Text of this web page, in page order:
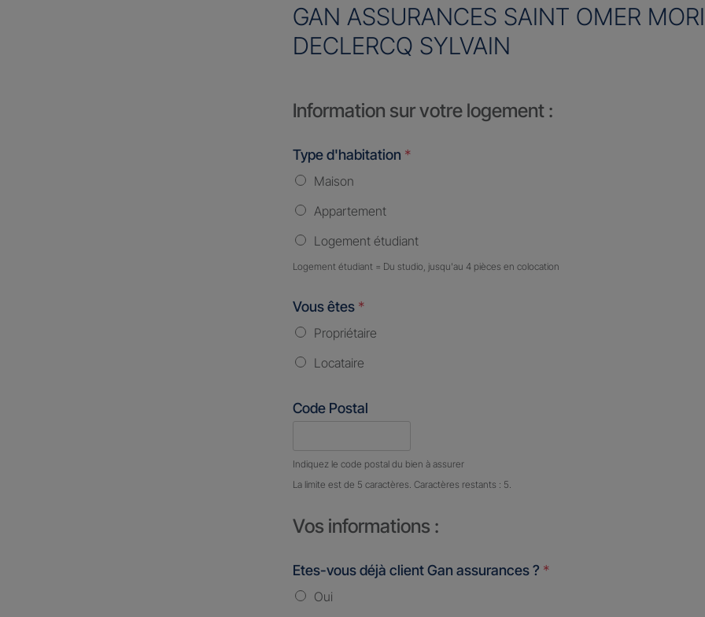
GAN ASSURANCES SAINT OMER
DECLERCQ SYLVAIN
Information sur votre logement :
Type d'habitation *
Maison
Appartement
Logement étudiant
Logement étudiant = Du studio, jusqu'au 4 pièces en colocation
Vous êtes *
Propriétaire
Locataire
Code Postal
Nombre de caractères restants :
Indiquez le code postal du bien à assurer
La limite est de 5 caractères. Caractères restants : 5.
Vos informations :
Etes-vous déjà client Gan assurances ? *
Oui